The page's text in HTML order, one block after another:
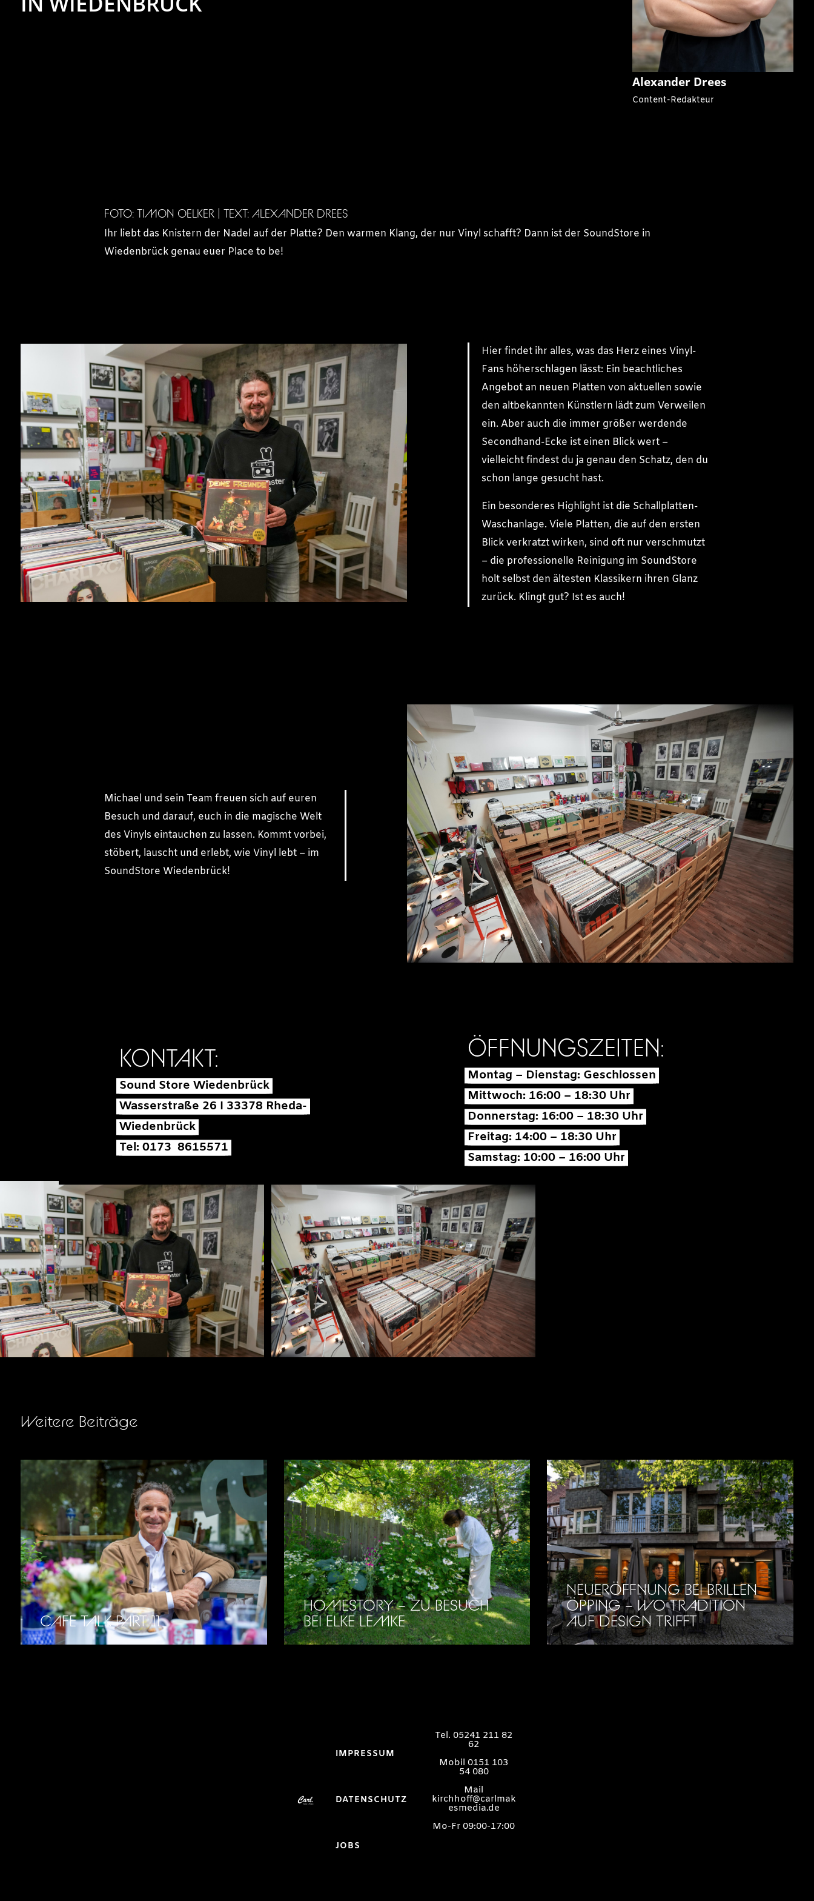
Alexander Drees
Content-Redakteur
FOTO: TIMON OELKER | TEXT: ALEXANDER DREES
Ihr liebt das Knistern der Nadel auf der Platte? Den warmen Klang, der nur Vinyl schafft? Dann ist der SoundStore in
Wiedenbrück genau euer Place to be!
Hier findet ihr alles, was das Herz eines Vinyl-
Fans höherschlagen lässt: Ein beachtliches
Angebot an neuen Platten von aktuellen sowie
den altbekannten Künstlern lädt zum Verweilen
ein. Aber auch die immer größer werdende
Secondhand-Ecke ist einen Blick wert –
vielleicht findest du ja genau den Schatz, den du
schon lange gesucht hast.
Ein besonderes Highlight ist die Schallplatten-
Waschanlage. Viele Platten, die auf den ersten
Blick verkratzt wirken, sind oft nur verschmutzt
– die professionelle Reinigung im SoundStore
holt selbst den ältesten Klassikern ihren Glanz
zurück. Klingt gut? Ist es auch!
Michael und sein Team freuen sich auf euren
Besuch und darauf, euch in die magische Welt
des Vinyls eintauchen zu lassen. Kommt vorbei,
stöbert, lauscht und erlebt, wie Vinyl lebt – im
SoundStore Wiedenbrück!
KONTAKT:
Sound Store Wiedenbrück
Wasserstraße 26 I 33378 Rheda-
Wiedenbrück
Tel: 0173 8615571
ÖFFNUNGSZEITEN:
Montag – Dienstag: Geschlossen
Mittwoch: 16:00 – 18:30 Uhr
Donnerstag: 16:00 – 18:30 Uhr
Freitag: 14:00 – 18:30 Uhr
Samstag: 10:00 – 16:00 Uhr
Weitere Beiträge
CAFE TALK PART 11
HOMESTORY – ZU BESUCH
BEI ELKE LEMKE
NEUERÖFFNUNG BEI BRILLEN
ÖPPING – WO TRADITION
AUF DESIGN TRIFFT
IMPRESSUM
DATENSCHUTZ
JOBS
Tel. 05241 211 82
62
Mobil 0151 103
54 080
Mail
kirchhoff@carlmak
esmedia.de
Mo-Fr 09:00-17:00